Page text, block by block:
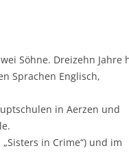
–
DURCH ELZE
FÜR STADT UND
HILDESHEIM 2018
Söhne. Dreizehn Jahre
Sprachen Englisch,
in Aerzen und
in Crime“) und im